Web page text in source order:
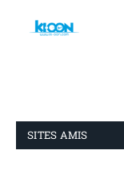
SITES AMIS